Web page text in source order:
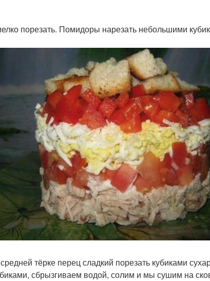
порезать. Помидоры нарезать небольшими
тёрке перец сладкий порезать кубиками
сбрызгиваем водой, солим и мы сушим на